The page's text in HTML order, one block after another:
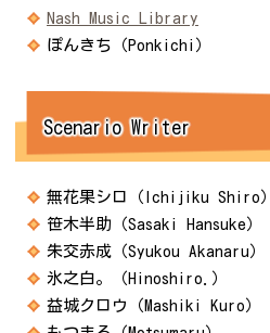
Nash Music Library
ぽんきち（Ponkichi）
Scenario Writer
無花果シロ（Ichijiku Shiro）
笹木半助（Sasaki Hansuke）
朱交赤成（Syukou Akanaru）
氷之白。（Hinoshiro.）
益城クロウ（Mashiki Kuro）